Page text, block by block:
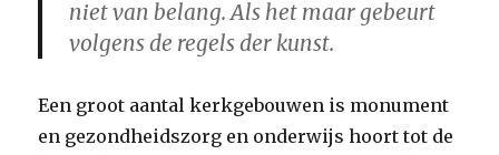
niet van belang. Als het maar gebeurt
volgens de regels der kunst.
Een groot aantal kerkgebouwen is monument
en gezondheidszorg en onderwijs hoort tot de